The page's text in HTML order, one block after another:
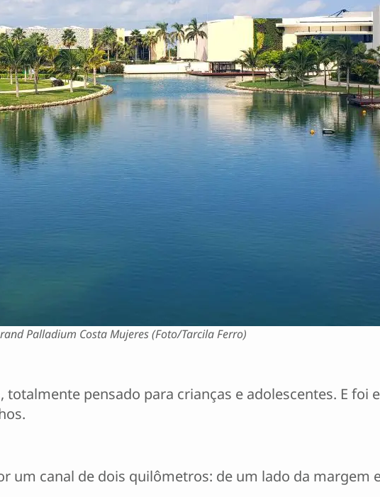
Palladium Costa Mujeres (Foto/Tarcila Ferro)
totalmente pensado para crianças e adolescentes. E foi
um canal de dois quilômetros: de um lado da margem